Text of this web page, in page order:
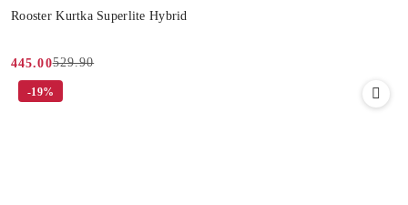
Rooster Kurtka Superlite Hybrid
Cena
promocyjna:
445.00
Cena
przed
529.90
-19%